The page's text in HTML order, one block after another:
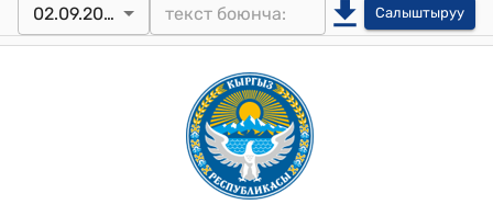
02.09.2025 Салыштыруу